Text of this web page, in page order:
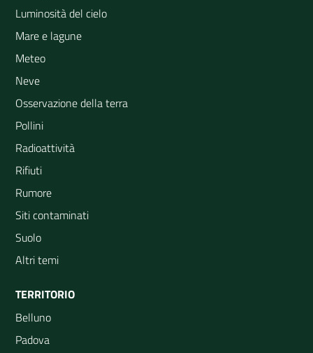
Luminosità del cielo
Mare e lagune
Meteo
Neve
Osservazione della terra
Pollini
Radioattività
Rifiuti
Rumore
Siti contaminati
Suolo
Altri temi
TERRITORIO
Belluno
Padova